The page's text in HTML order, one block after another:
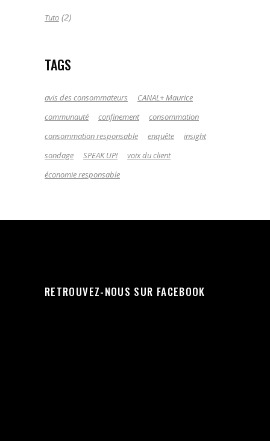
Tuto (2)
TAGS
avis des consommateurs
CANAL+ Maurice
communauté
confinement
consommation
consommation responsable
enquête
insight
sondage
SPEAK UP!
voix du client
économie responsable
RETROUVEZ-NOUS SUR FACEBOOK